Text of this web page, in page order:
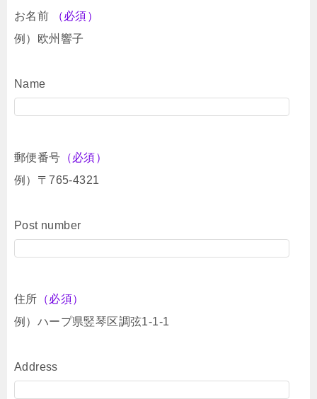
お名前
（必須）
例）欧州響子
Name
郵便番号 （必須）
例）〒765-4321
Post number
住所 （必須）
例）ハープ県竪琴区調弦1-1-1
Address